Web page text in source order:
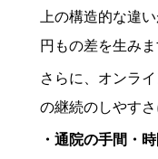
上の構造的な違
円もの差を生みま
さらに、オンラ
の継続のしやす
・通院の手間・